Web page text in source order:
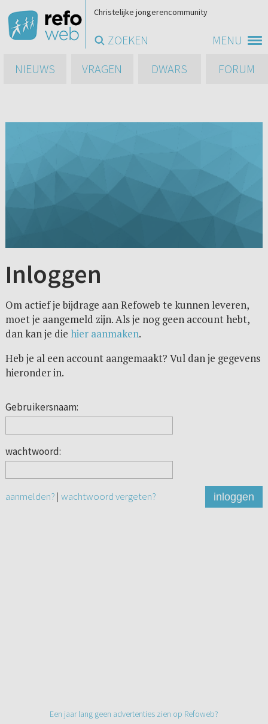
MENU
Christelijke jongerencommunity
ZOEKEN
NIEUWS
VRAGEN DWARS FORUM
Inloggen
Om actief je bijdrage aan Refoweb te kunnen leveren,
moet je aangemeld zijn. Als je nog geen account hebt,
dan kan je die hier aanmaken.
Heb je al een account aangemaakt? Vul dan je gegevens
hieronder in.
Gebruikersnaam:
wachtwoord:
aanmelden? | wachtwoord vergeten? inloggen
Een jaar lang geen advertenties zien op Refoweb?